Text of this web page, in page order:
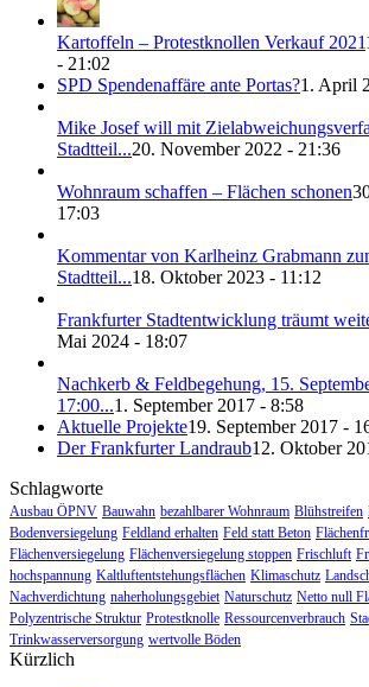
Kartoffeln – Protestknollen Verkauf 2021
- 21:02
SPD Spendenaffäre ante Portas?1. April
Mike Josef will mit
Stadtteil...20. November 2022 - 21:36
Wohnraum schaffen – Flächen schonen
17:03
Kommentar von Karlheinz Grabmann
Stadtteil...18. Oktober 2023 - 11:12
Frankfurter Stadtentwicklung träumt
Mai 2024 - 18:07
Nachkerb & Feldbegehung, 15.
17:00...1. September 2017 - 8:58
Aktuelle Projekte19. September 2017 -
Der Frankfurter Landraub12. Oktober
Schlagworte
Ausbau ÖPNV Bauwahn bezahlbarer Wohnraum Blühstreifen
Bodenversiegelung Feldland erhalten Feld statt Beton
Flächenversiegelung Flächenversiegelung stoppen Frischluft
hochspannung Kaltluftentstehungsflächen Klimaschutz
Nachverdichtung naherholungsgebiet Naturschutz Netto null
Polyzentrische Struktur Protestknolle Ressourcenverbrauch
Trinkwasserversorgung wertvolle Böden
Kürzlich